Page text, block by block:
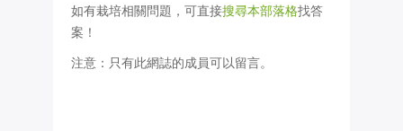
如有栽培相關問題，可直接搜尋本部落格找答
案！
注意：只有此網誌的成員可以留言。